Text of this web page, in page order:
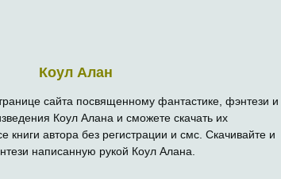
Коул Алан
сайта посвященному фантастике, фэнтези и
Коул Алана и сможете скачать их
книги автора без регистрации и смс. Скачивайте и
написанную рукой Коул Алана.